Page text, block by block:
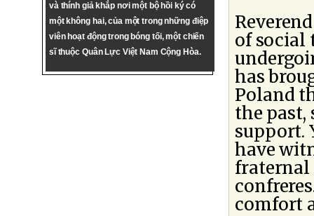
và thính giả khắp nơi một bộ hồi ký có
một không hai, của một trong những điệp
viên hoạt động trong bóng tối, một chiến
sĩ thuộc Quân Lực Việt Nam Cộng Hòa.
of social
has
Poland
the past,
support.
have
fraternal
comfort